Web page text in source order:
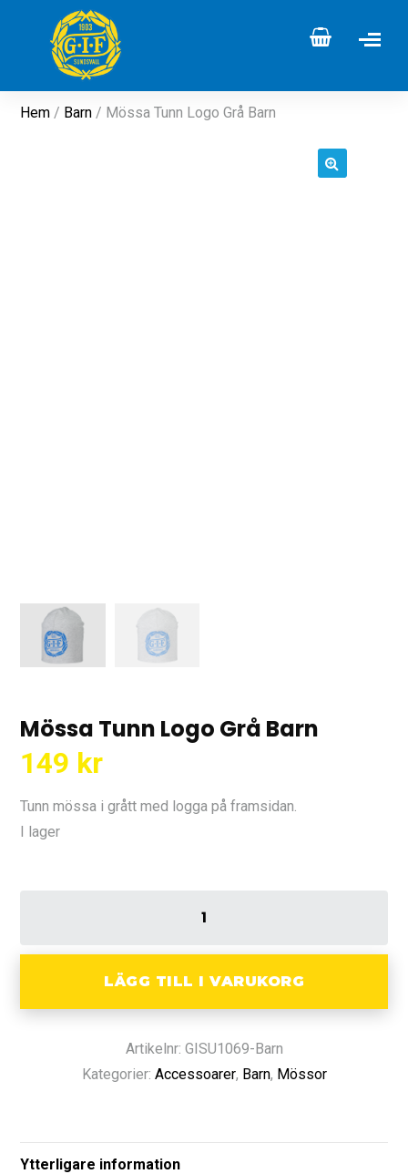
Hem / Barn / Mössa Tunn Logo Grå Barn
Mössa Tunn Logo Grå Barn
149 kr
Tunn mössa i grått med logga på framsidan.
I lager
LÄGG TILL I VARUKORG
Artikelnr: GISU1069-Barn
Kategorier: Accessoarer, Barn, Mössor
Ytterligare information